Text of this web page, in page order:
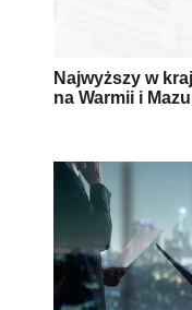
Najwyższy w
na Warmii i